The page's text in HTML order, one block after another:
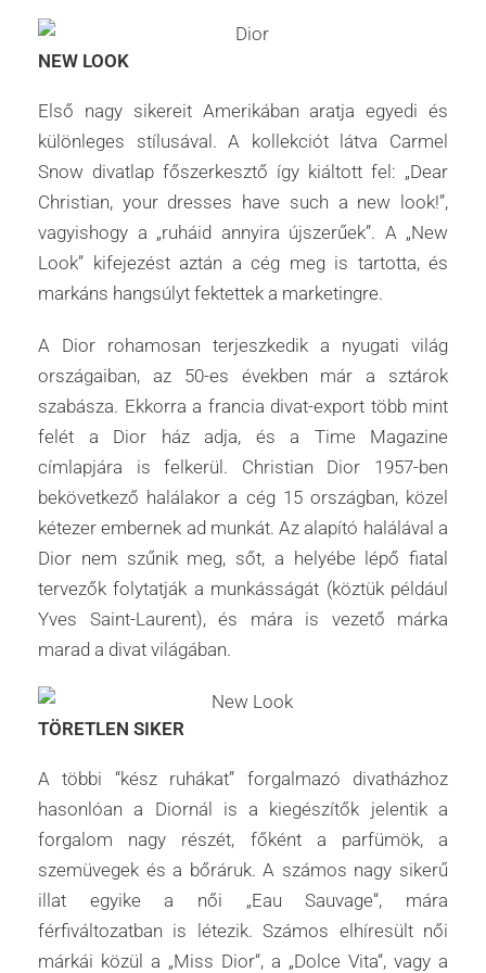
NEW LOOK
Első nagy sikereit Amerikában aratja egyedi és
különleges stílusával. A kollekciót látva Carmel
Snow divatlap főszerkesztő így kiáltott fel: „Dear
Christian, your dresses have such a new look!”,
vagyishogy a „ruháid annyira újszerűek”. A „New
Look” kifejezést aztán a cég meg is tartotta, és
markáns hangsúlyt fektettek a marketingre.
A Dior rohamosan terjeszkedik a nyugati világ
országaiban, az 50-es években már a sztárok
szabásza. Ekkorra a francia divat-export több mint
felét a Dior ház adja, és a Time Magazine
címlapjára is felkerül. Christian Dior 1957-ben
bekövetkező halálakor a cég 15 országban, közel
kétezer embernek ad munkát. Az alapító halálával a
Dior nem szűnik meg, sőt, a helyébe lépő fiatal
tervezők folytatják a munkásságát (köztük például
Yves Saint-Laurent), és mára is vezető márka
marad a divat világában.
TÖRETLEN SIKER
A többi “kész ruhákat” forgalmazó divatházhoz
hasonlóan a Diornál is a kiegészítők jelentik a
forgalom nagy részét, főként a parfümök, a
szemüvegek és a bőráruk. A számos nagy sikerű
illat egyike a női „Eau Sauvage“, mára
férfiváltozatban is létezik. Számos elhíresült női
márkái közül a „Miss Dior“, a „Dolce Vita“, vagy a